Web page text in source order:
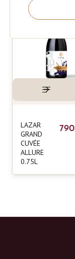
LAZAR
GRAND
CUVÉE
ALLURE
0.75L
790